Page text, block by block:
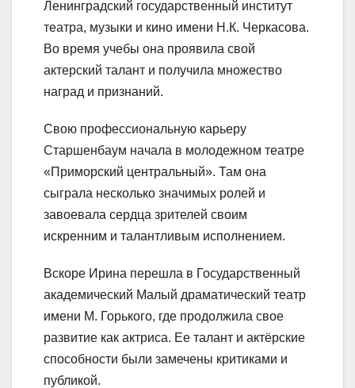
Ленинградский государственный институт
театра, музыки и кино имени Н.К. Черкасова.
Во время учебы она проявила свой
актерский талант и получила множество
наград и признаний.
Свою профессиональную карьеру
Старшенбаум начала в молодежном театре
«Приморский центральный». Там она
сыграла несколько значимых ролей и
завоевала сердца зрителей своим
искренним и талантливым исполнением.
Вскоре Ирина перешла в Государственный
академический Малый драматический театр
имени М. Горького, где продолжила свое
развитие как актриса. Ее талант и актёрские
способности были замечены критиками и
публикой.